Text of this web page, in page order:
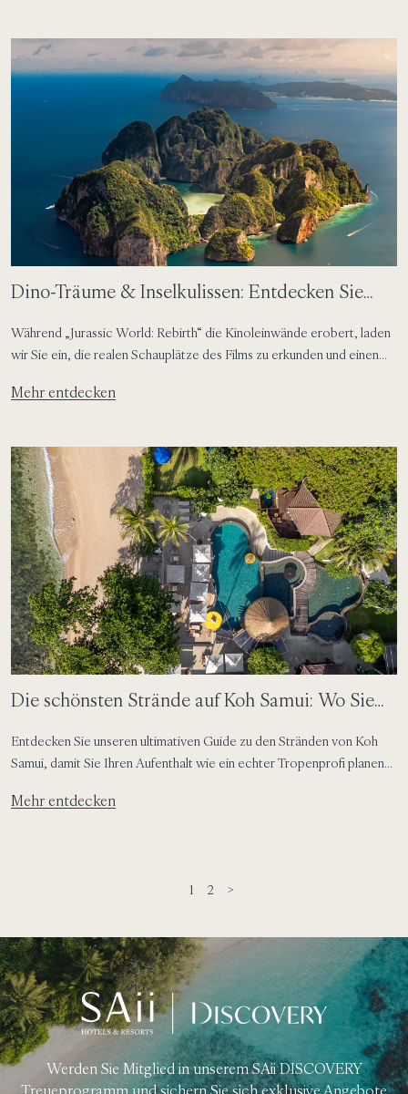
Dino-Träume & Inselkulissen: Entdecken Sie
Thailands ikonische Filmkulissen ab SAii Phi Phi
Während „Jurassic World: Rebirth“ die Kinoleinwände erobert, laden
wir Sie ein, die realen Schauplätze des Films zu erkunden und einen
Mehr entdecken
Die schönsten Strände auf Koh Samui: Wo Sie
schwimmen, sonnenbaden und übernachten
Entdecken Sie unseren ultimativen Guide zu den Stränden von Koh
Samui, damit Sie Ihren Aufenthalt wie ein echter Tropenprofi planen
Mehr entdecken
1 2 >
Werden Sie Mitglied in unserem SAii DISCOVERY